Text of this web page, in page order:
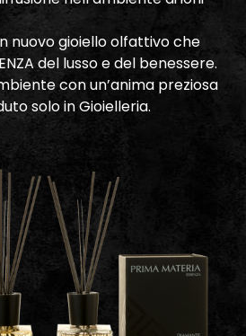
nuovo gioiello olfattivo che
del lusso e del benessere.
con un’anima preziosa
solo in Gioielleria.